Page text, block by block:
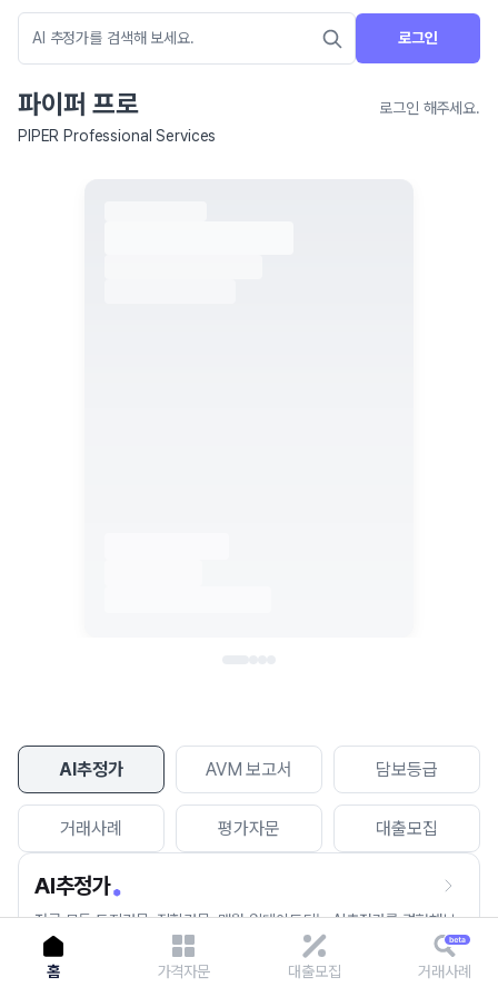
로그인
파이퍼 프로
로그인 해주세요.
PIPER Professional Services
AI추정가 AVM 보고서 담보등급
거래사례 평가자문 대출모집
AI추정가
전국 모든 토지건물, 집합건물, 매월 업데이트되는 AI추정가를 경험해보
세요.
홈 가격자문 대출모집 거래사례